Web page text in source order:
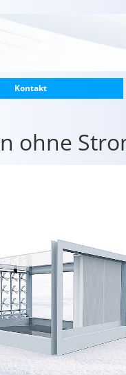
Kontakt
ohne